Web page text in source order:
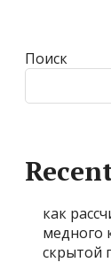
Поиск
как
медного
скрытой